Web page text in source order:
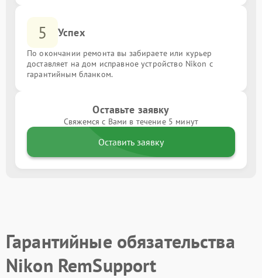
5 Успех
По окончании ремонта вы забираете или курьер
доставляет на дом исправное устройство Nikon с
гарантийным бланком.
Оставьте заявку
Свяжемся с Вами в течение 5 минут
Оставить заявку
Гарантийные обязательства
Nikon RemSupport